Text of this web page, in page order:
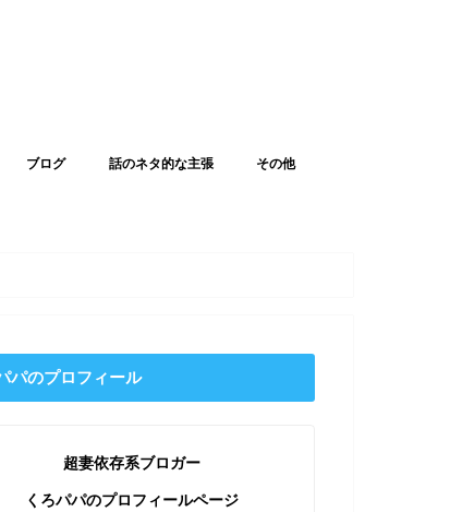
ブログ 話のネタ的な主張 その他
パのプロフィール
超妻依存系ブロガー
くろパパのプロフィールページ